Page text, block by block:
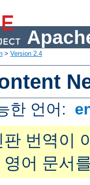
> Version 2.4
한 언어:
번역이
어 문서